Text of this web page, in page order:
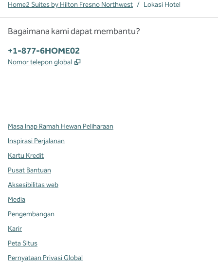
Home2 Suites by Hilton Fresno Northwest / Lokasi Hotel
Bagaimana kami dapat membantu?
Telepon:
+1-877-6HOME02
Nomor telepon global ,
Masa Inap Ramah Hewan Peliharaan
Inspirasi Perjalanan
Kartu Kredit
Pusat Bantuan
Aksesibilitas web
Media
Pengembangan
Karir
Peta Situs
Pernyataan Privasi Global